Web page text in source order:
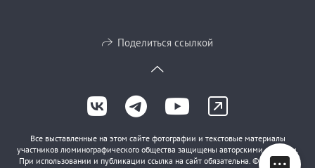
Поделиться ссылкой
Все выставленные на этом сайте фотографии и текстовые материалы
участников люминографического общества защищены авторскими правами.
При использовании и публикации ссылка на сайт обязательна. © Copyright